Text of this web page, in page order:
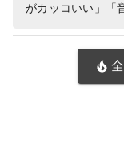
がカッコいい」「